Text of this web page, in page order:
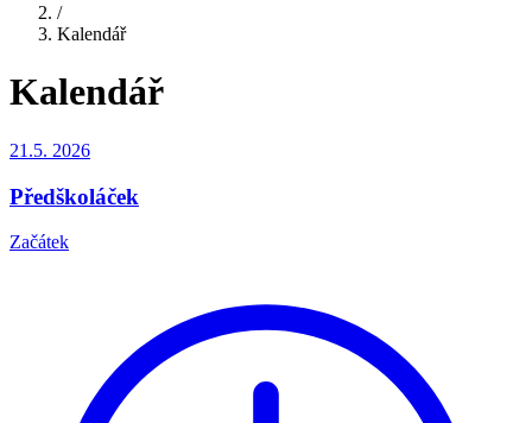
/
Kalendář
Kalendář
21.5. 2026
Předškoláček
Začátek